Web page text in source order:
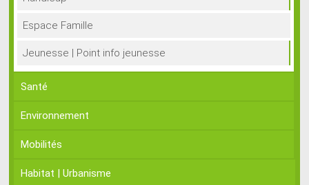
Espace Famille
Jeunesse | Point info jeunesse
Santé
Environnement
Mobilités
Habitat | Urbanisme